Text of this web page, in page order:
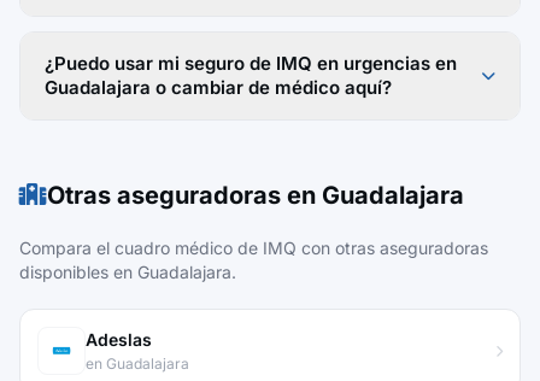
¿Puedo usar mi seguro de IMQ en urgencias en
Guadalajara o cambiar de médico aquí?
Otras aseguradoras en Guadalajara
Compara el cuadro médico de IMQ con otras aseguradoras
disponibles en Guadalajara.
Adeslas
en Guadalajara